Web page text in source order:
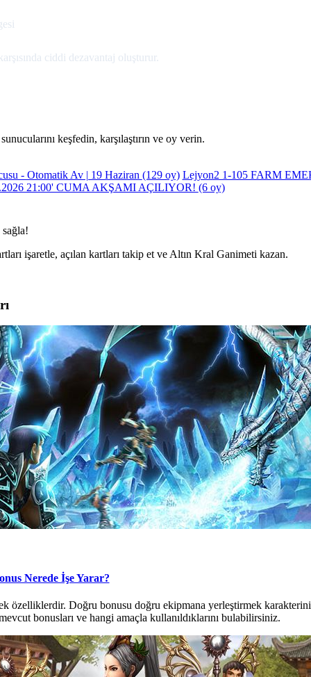
ciddi dezavantaj oluşturur.
keşfedin, karşılaştırın ve oy verin.
- Otomatik Av | 19 Haziran (129 oy) Lejyon2 1-105 FARM
21:00' CUMA AKŞAMI AÇILIYOR! (6 oy)
işaretle, açılan kartları takip et ve Altın Kral Ganimeti kazan.
Nerede İşe Yarar?
özelliklerdir. Doğru bonusu doğru ekipmana yerleştirmek
bonusları ve hangi amaçla kullanıldıklarını bulabilirsiniz.